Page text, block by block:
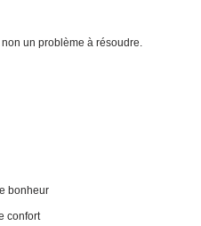
un problème à résoudre.
bonheur
confort